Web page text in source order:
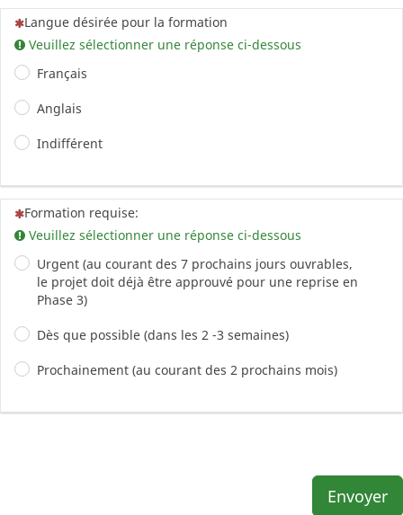
(Cette question est obligatoire)
Langue désirée pour la formation
Veuillez sélectionner une réponse ci-dessous
Français
Anglais
Indifférent
(Cette question est obligatoire)
Formation requise:
Veuillez sélectionner une réponse ci-dessous
Urgent (au courant des 7 prochains jours ouvrables,
le projet doit déjà être approuvé pour une reprise en
Phase 3)
Dès que possible (dans les 2 -3 semaines)
Prochainement (au courant des 2 prochains mois)
Envoyer